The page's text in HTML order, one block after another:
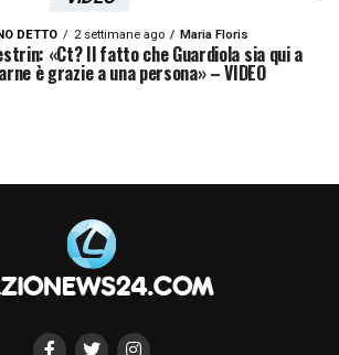
DETTO 2 settimane ago Maria Floris
«Ct? Il fatto che Guardiola sia qui a
è grazie a una persona» – VIDEO